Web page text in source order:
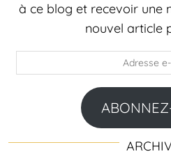
à ce blog et recevoir une
nouvel article
e-